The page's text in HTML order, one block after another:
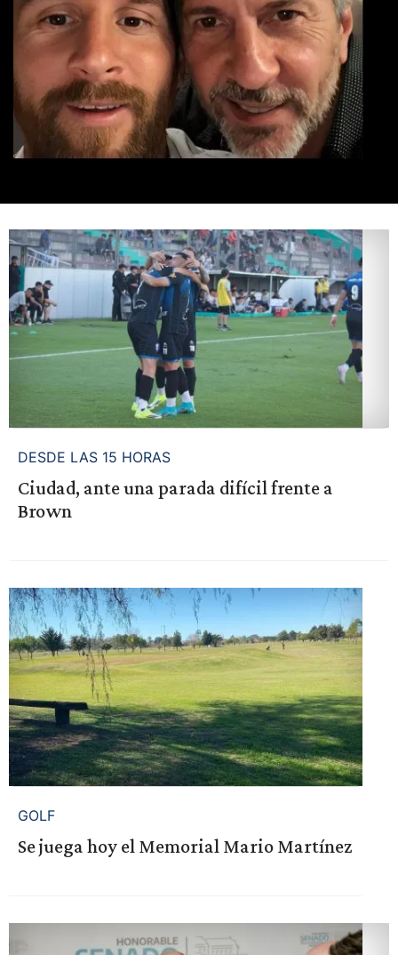
DESDE LAS 15 HORAS
Ciudad, ante una parada difícil frente a
Brown
GOLF
Se juega hoy el Memorial Mario Martínez